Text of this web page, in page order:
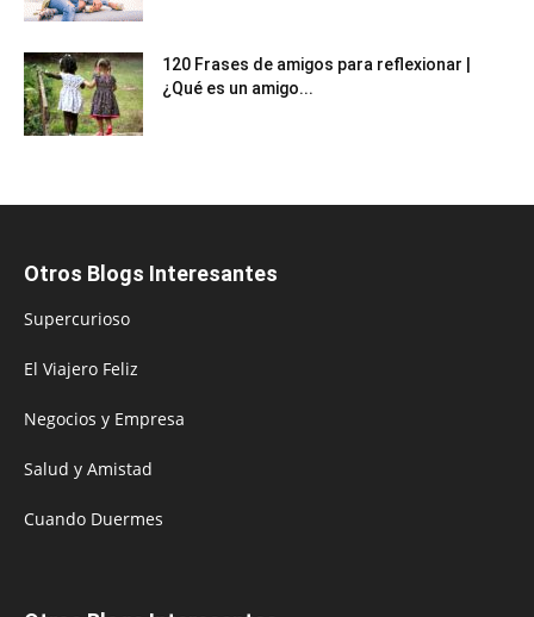
120 Frases de amigos para reflexionar |
¿Qué es un amigo...
Otros Blogs Interesantes
Supercurioso
El Viajero Feliz
Negocios y Empresa
Salud y Amistad
Cuando Duermes